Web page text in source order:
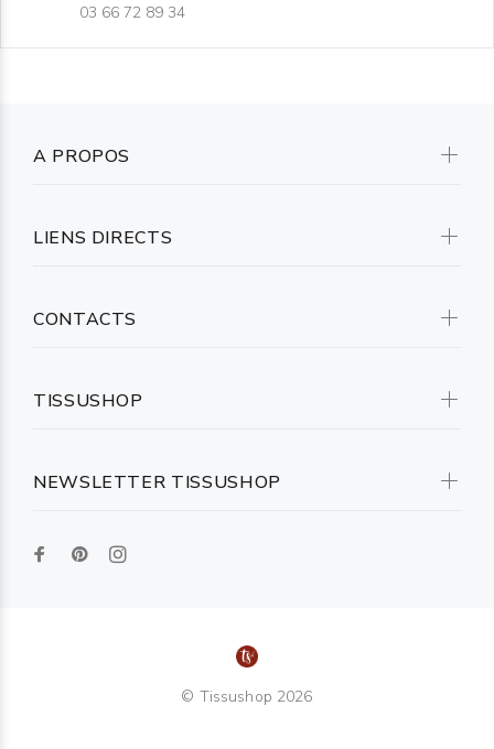
03 66 72 89 34
NEWSLETTER TISSUSHOP
A PROPOS
LIENS DIRECTS
CONTACTS
TISSUSHOP
© Tissushop 2026